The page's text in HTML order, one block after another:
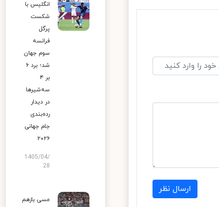
ارسال نظر
انگلیس با
شکست
پرگل
فرانسه
سوم جهان
شد؛ برد ۶
بر ۴
سه‌شیرها
در دیدار
رده‌بندی
جام جهانی
۲۰۲۶
1405/04/
28
مسی بازهم